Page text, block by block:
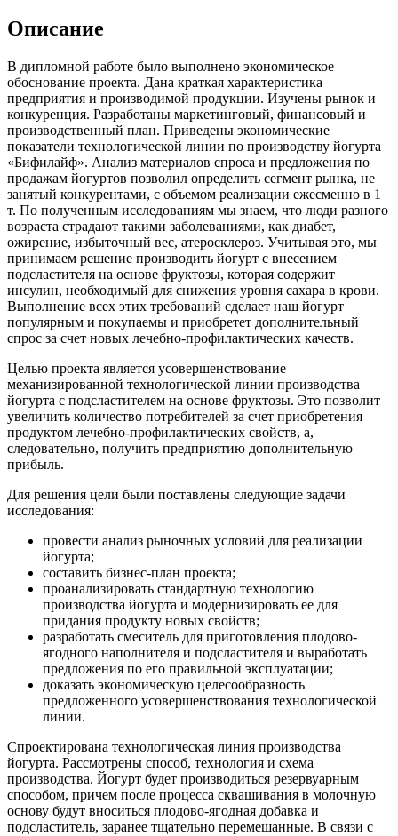
Описание
В дипломной работе было выполнено экономическое
обоснование проекта. Дана краткая характеристика
предприятия и производимой продукции. Изучены рынок и
конкуренция. Разработаны маркетинговый, финансовый и
производственный план. Приведены экономические
показатели технологической линии по производству йогурта
«Бифилайф». Анализ материалов спроса и предложения по
продажам йогуртов позволил определить сегмент рынка, не
занятый конкурентами, с объемом реализации ежесменно в 1
т. По полученным исследованиям мы знаем, что люди разного
возраста страдают такими заболеваниями, как диабет,
ожирение, избыточный вес, атеросклероз. Учитывая это, мы
принимаем решение производить йогурт с внесением
подсластителя на основе фруктозы, которая содержит
инсулин, необходимый для снижения уровня сахара в крови.
Выполнение всех этих требований сделает наш йогурт
популярным и покупаемы и приобретет дополнительный
спрос за счет новых лечебно-профилактических качеств.
Целью проекта является усовершенствование
механизированной технологической линии производства
йогурта с подсластителем на основе фруктозы. Это позволит
увеличить количество потребителей за счет приобретения
продуктом лечебно-профилактических свойств, а,
следовательно, получить предприятию дополнительную
прибыль.
Для решения цели были поставлены следующие задачи
исследования:
провести анализ рыночных условий для реализации
йогурта;
составить бизнес-план проекта;
проанализировать стандартную технологию
производства йогурта и модернизировать ее для
придания продукту новых свойств;
разработать смеситель для приготовления плодово-
ягодного наполнителя и подсластителя и выработать
предложения по его правильной эксплуатации;
доказать экономическую целесообразность
предложенного усовершенствования технологической
линии.
Спроектирована технологическая линия производства
йогурта. Рассмотрены способ, технология и схема
производства. Йогурт будет производиться резервуарным
способом, причем после процесса сквашивания в молочную
основу будут вноситься плодово-ягодная добавка и
подсластитель, заранее тщательно перемешанные. В связи с